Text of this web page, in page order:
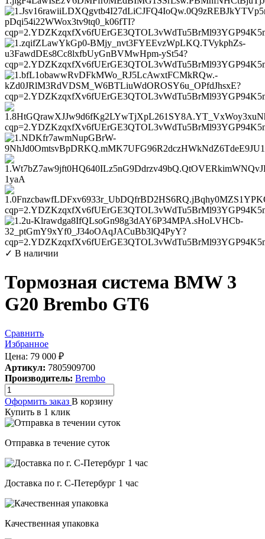
✓ В наличии
Тормозная система BMW 3
G20 Brembo GT6
Сравнить
Избранное
Цена: 79 000 ₽
Артикул: 7805909700
Производитель: Brembo
Оформить заказ В корзину
Купить в 1 клик
Отправка в течение суток
Доставка по г. С-Петербург 1 час
Качественная упаковка